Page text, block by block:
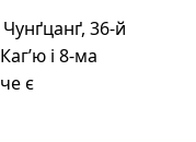
36-й
і 8-ма
є